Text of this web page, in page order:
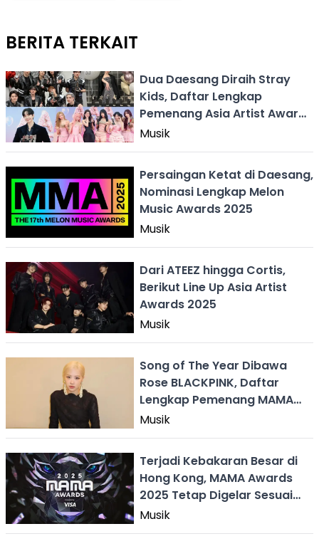
BERITA TERKAIT
Dua Daesang Diraih Stray
Kids, Daftar Lengkap
Pemenang Asia Artist Awards
2025
Musik
Persaingan Ketat di Daesang,
Nominasi Lengkap Melon
Music Awards 2025
Musik
Dari ATEEZ hingga Cortis,
Berikut Line Up Asia Artist
Awards 2025
Musik
Song of The Year Dibawa
Rose BLACKPINK, Daftar
Lengkap Pemenang MAMA
Awards 2025
Musik
Terjadi Kebakaran Besar di
Hong Kong, MAMA Awards
2025 Tetap Digelar Sesuai
Jadwal
Musik